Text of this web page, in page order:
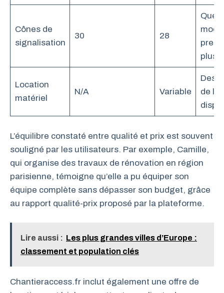
Cônes de
signalisation
30 28
plus
Location
matériel
N/A Variable
Des
de
L’équilibre constaté entre qualité et prix est souvent
souligné par les utilisateurs. Par exemple, Camille,
qui organise des travaux de rénovation en région
parisienne, témoigne qu’elle a pu équiper son
équipe complète sans dépasser son budget, grâce
au rapport qualité-prix proposé par la plateforme.
Lire aussi : Les plus grandes villes d’Europe :
classement et population clés
Chantieraccess.fr inclut également une offre de